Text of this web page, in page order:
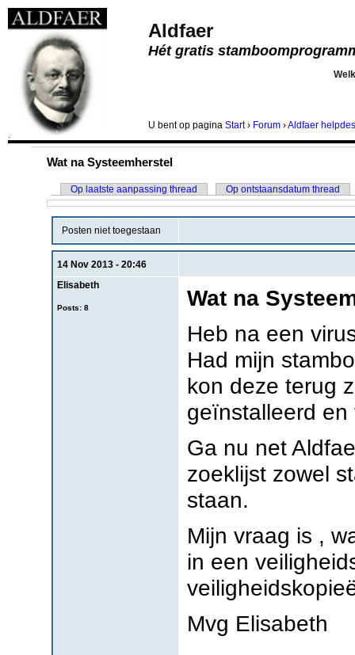
Aldfaer
Hét gratis
U bentop pagina Start› Forum ›Aldfaer
.
Wat na Systeemherstel
Op laatste aanpassing thread Op ontstaansdatum thread
Posten niet toegestaan
14 Nov 2013 - 20:46
Elisabeth
Posts: 8
Wat na
Heb na een
Had mijn
kon deze terug
geïnstalleerd
Ga nu net
zoeklijst zowel
staan.
Mijn vraag is ,
in een
Mvg Elisabeth